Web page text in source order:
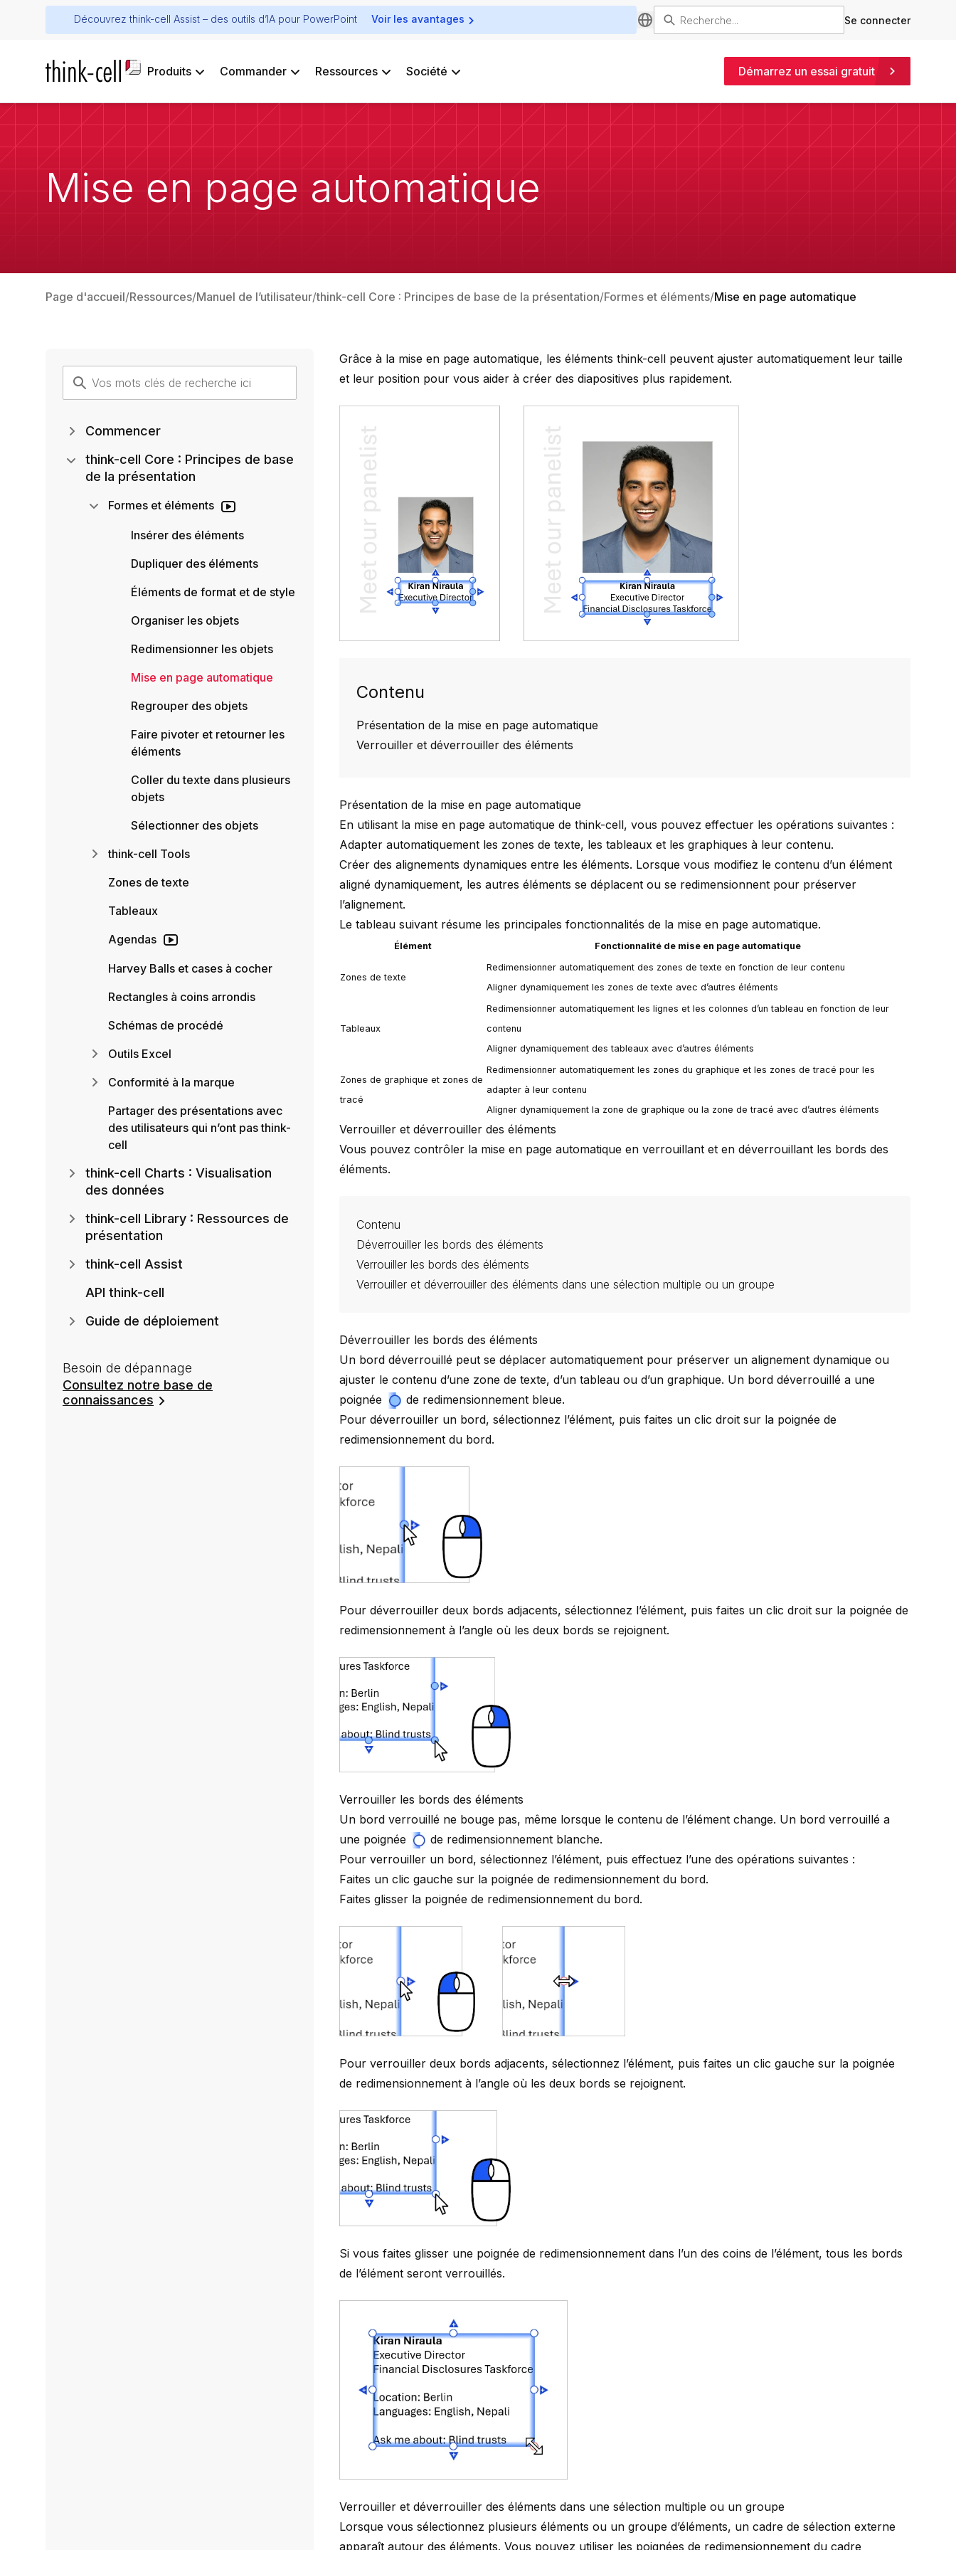
Découvrez think-cell Assist – des outils d’IA pour PowerPoint Voir les avantages Se connecter
Produits Commander Ressources Société Démarrez un essai gratuit
Mise en page automatique
Page d'accueil Ressources Manuel de l’utilisateur think-cell Core : Principes de base de la présentation Formes et éléments Mise en page automatique
Grâce à la mise en page automatique, les élémentsthink-cell peuvent ajuster automatiquement leur taille
et leur position pour vous aider à créer des diapositives plus rapidement.
Contenu
Présentation de la mise en page automatique
Verrouiller et déverrouiller des éléments
Présentation de la mise en page automatique
En utilisant la mise en page automatique dethink-cell, vous pouvez effectuer les opérations suivantes :
Adapter automatiquement les zones de texte, les tableaux et les graphiques à leur contenu.
Créer des alignements dynamiques entre les éléments. Lorsque vous modifiez le contenu d’un élément
aligné dynamiquement, les autres éléments se déplacent ou se redimensionnent pour préserver
l’alignement.
Le tableau suivant résume les principales fonctionnalités de la mise en page automatique.
Élément Fonctionnalité de mise en page automatique
Zones de texte
Redimensionner automatiquement des zones de texte en fonction de leur contenu
Aligner dynamiquement les zones de texte avec d’autres éléments
Tableaux
Redimensionner automatiquement les lignes et les colonnes d’un tableau en fonction de leur
contenu
Aligner dynamiquement des tableaux avec d’autres éléments
Zones de graphique et zones de
tracé
Redimensionner automatiquement les zones du graphique et les zones de tracé pour les
adapter à leur contenu
Aligner dynamiquement la zone de graphique ou la zone de tracé avec d’autres éléments
Verrouiller et déverrouiller des éléments
Vous pouvez contrôler la mise en page automatique en verrouillant et en déverrouillant les bords des
éléments.
Contenu
Déverrouiller les bords des éléments
Verrouiller les bords des éléments
Verrouiller et déverrouiller des éléments dans une sélection multiple ou un groupe
Déverrouiller les bords des éléments
Un bord déverrouillé peut se déplacer automatiquement pour préserver un alignement dynamique ou
ajuster le contenu d’une zone de texte, d’un tableau ou d’un graphique. Un bord déverrouillé a une
poignée
de redimensionnement bleue.
Pour déverrouiller un bord, sélectionnez l’élément, puis faites un clic droit sur la poignée de
redimensionnement du bord.
Pour déverrouiller deux bords adjacents, sélectionnez l’élément, puis faites un clic droit sur la poignée de
redimensionnement à l’angle où les deux bords se rejoignent.
Verrouiller les bords des éléments
Un bord verrouillé ne bouge pas, même lorsque le contenu de l’élément change. Un bord verrouillé a
une poignée
de redimensionnement blanche.
Pour verrouiller un bord, sélectionnez l’élément, puis effectuez l’une des opérations suivantes :
Faites un clic gauche sur la poignée de redimensionnement du bord.
Faites glisser la poignée de redimensionnement du bord.
Pour verrouiller deux bords adjacents, sélectionnez l’élément, puis faites un clic gauche sur la poignée
de redimensionnement à l’angle où les deux bords se rejoignent.
Si vous faites glisser une poignée de redimensionnement dans l’un des coins de l’élément, tous les bords
de l’élément seront verrouillés.
Verrouiller et déverrouiller des éléments dans une sélection multiple ou un groupe
Lorsque vous sélectionnez plusieurs éléments ou ungroupe d’éléments, un cadre de sélection externe
apparaît autour des éléments. Vous pouvez utiliser les poignées de redimensionnement du cadre
Commencer
think-cell Core : Principes de base
de la présentation
Formes et éléments
Insérer des éléments
Dupliquer des éléments
Éléments de format et de style
Organiser les objets
Redimensionner les objets
Mise en page automatique
Regrouper des objets
Faire pivoter et retourner les
éléments
Coller du texte dans plusieurs
objets
Sélectionner des objets
think-cell Tools
Zones de texte
Tableaux
Agendas
Harvey Balls et cases à cocher
Rectangles à coins arrondis
Schémas de procédé
Outils Excel
Conformité à la marque
Partager des présentations avec
des utilisateurs qui n’ont pas think-
cell
think-cell Charts : Visualisation
des données
think-cell Library : Ressources de
présentation
think-cell Assist
API think-cell
Guide de déploiement
Besoin de dépannage
Consultez notre base de
connaissances